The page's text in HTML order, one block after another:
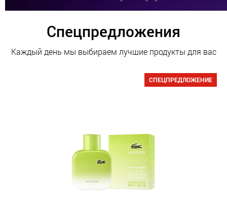
Спецпредложения
Каждый день мы выбираем лучшие продукты для вас
СПЕЦПРЕДЛОЖЕНИЕ